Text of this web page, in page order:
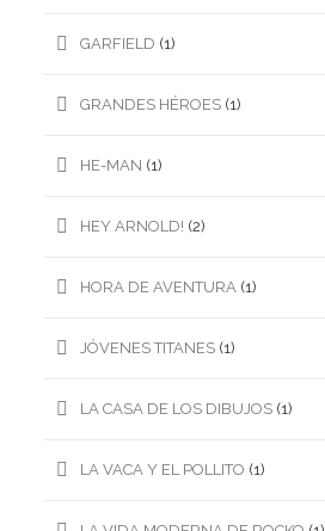
GARFIELD (1)
GRANDES HÉROES (1)
HE-MAN (1)
HEY ARNOLD! (2)
HORA DE AVENTURA (1)
JÓVENES TITANES (1)
LA CASA DE LOS DIBUJOS (1)
LA VACA Y EL POLLITO (1)